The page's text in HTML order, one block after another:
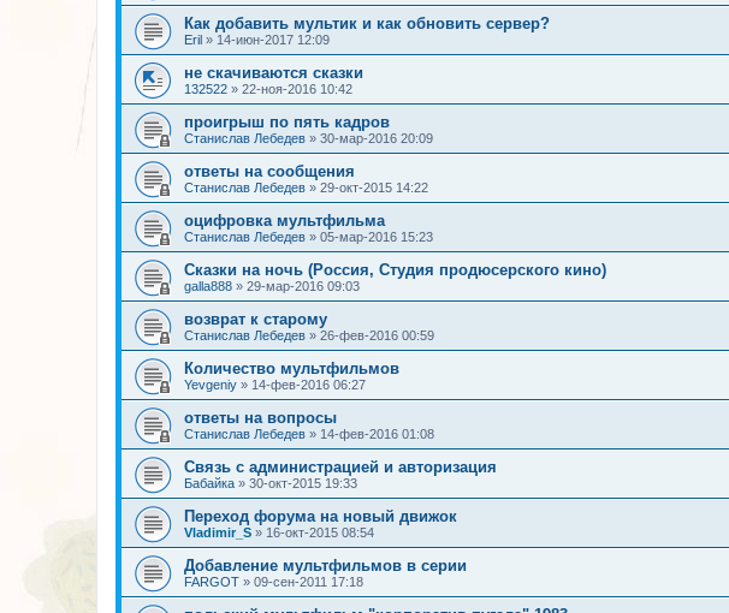
Как добавить мультик и как обновить сервер?
Eril » 14-июн-2017 12:09
не скачиваются сказки
132522 » 22-ноя-2016 10:42
проигрыш по пять кадров
Станислав Лебедев » 30-мар-2016 20:09
ответы на сообщения
Станислав Лебедев » 29-окт-2015 14:22
оцифровка мультфильма
Станислав Лебедев » 05-мар-2016 15:23
Сказки на ночь (Россия, Студия продюсерского кино)
galla888 » 29-мар-2016 09:03
возврат к старому
Станислав Лебедев » 26-фев-2016 00:59
Количество мультфильмов
Yevgeniy » 14-фев-2016 06:27
ответы на вопросы
Станислав Лебедев » 14-фев-2016 01:08
Связь с администрацией и авторизация
Бабайка » 30-окт-2015 19:33
Переход форума на новый движок
Vladimir_S » 16-окт-2015 08:54
Добавление мультфильмов в серии
FARGOT » 09-сен-2011 17:18